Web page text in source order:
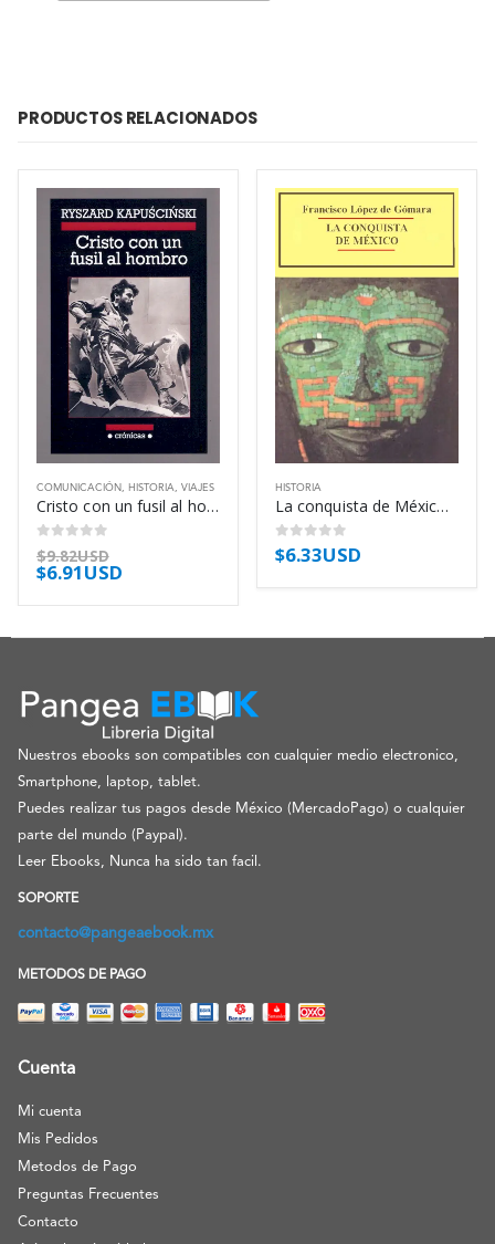
PRODUCTOS RELACIONADOS
COMUNICACIÓN , HISTORIA, VIAJES
Cristo con un fusil al hombro – Ryszard Kapuscinski
0out of 5
$9.82USD
$6.91USD
HISTORIA
La conquista de México – Francisco López de Gómara
0out of 5
$6.33USD
Nuestros ebooks son compatibles con cualquier medio electronico,
Smartphone, laptop, tablet.
Puedes realizar tus pagos desde México (MercadoPago) o cualquier
parte del mundo (Paypal).
Leer Ebooks, Nunca ha sido tan facil.
SOPORTE
contacto@pangeaebook.mx
METODOS DE PAGO
Cuenta
Mi cuenta
Mis Pedidos
Metodos de Pago
Preguntas Frecuentes
Contacto